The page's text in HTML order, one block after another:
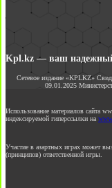
Kpl.kz — ваш надежный
Сетевое издание «KPLKZ»
09.01.2025
Использование материалов сайта
индексируемой гиперссылки на
Участие в азартных играх может
(принципов) ответственной игры.